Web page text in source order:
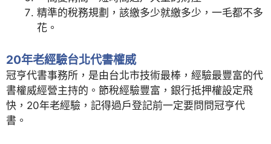
精準的稅務規劃，該繳多少就繳多少，一毛都不多
花。
20年老經驗台北代書權威
冠亨代書事務所，是由台北市技術最棒，經驗最豐富的代
書權威經營主持的。節稅經驗豐富，銀行抵押權設定飛
快，20年老經驗，記得過戶登記前一定要問問冠亨代
書。